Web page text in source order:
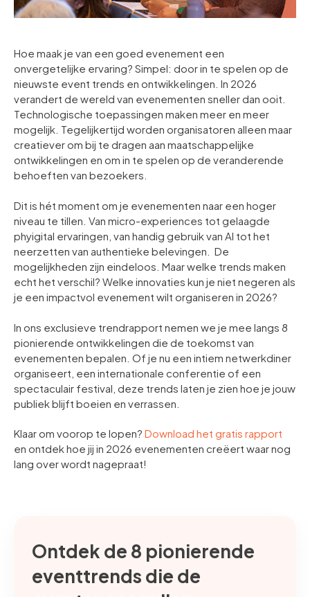
Hoe maak je van een goed evenement een
onvergetelijke ervaring? Simpel: door in te spelen op de
nieuwste event trends en ontwikkelingen. In 2026
verandert de wereld van evenementen sneller dan ooit.
Technologische toepassingen maken meer en meer
mogelijk. Tegelijkertijd worden organisatoren alleen maar
creatiever om bij te dragen aan maatschappelijke
ontwikkelingen en om in te spelen op de veranderende
behoeften van bezoekers.
Dit is hét moment om je evenementen naar een hoger
niveau te tillen. Van micro-experiences tot gelaagde
phyigital ervaringen, van handig gebruik van AI tot het
neerzetten van authentieke belevingen. De
mogelijkheden zijn eindeloos. Maar welke trends maken
echt het verschil? Welke innovaties kun je niet negeren als
je een impactvol evenement wilt organiseren in 2026?
In ons exclusieve trendrapport nemen we je mee langs 8
pionierende ontwikkelingen die de toekomst van
evenementen bepalen. Of je nu een intiem netwerkdiner
organiseert, een internationale conferentie of een
spectaculair festival, deze trends laten je zien hoe je jouw
publiek blijft boeien en verrassen.
Klaar om voorop te lopen? Download het gratis rapport
en ontdek hoe jij in 2026 evenementen creëert waar nog
lang over wordt nagepraat!
Ontdek de 8 pionierende
eventtrends die de